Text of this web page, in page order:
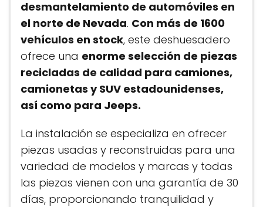
desmantelamiento de automóviles en
el norte de Nevada. Con más de 1600
vehículos en stock, este deshuesadero
ofrece una enorme selección de piezas
recicladas de calidad para camiones,
camionetas y SUV estadounidenses,
así como para Jeeps.
La instalación se especializa en ofrecer
piezas usadas y reconstruidas para una
variedad de modelos y marcas y todas
las piezas vienen con una garantía de 30
días, proporcionando tranquilidad y